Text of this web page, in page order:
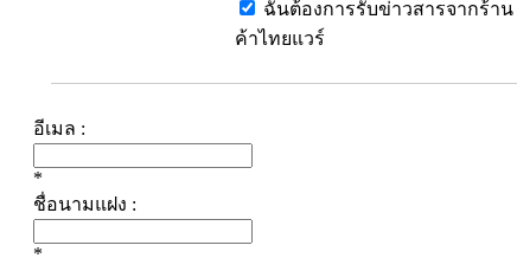
ฉันต้องการรับข่าวสารจากร้าน
ค้าไทยแวร์
อีเมล :
*
ชื่อนามแฝง :
*